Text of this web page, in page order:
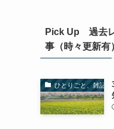
Pick Up 過去
事（時々更新有
ひとりごと、雑記